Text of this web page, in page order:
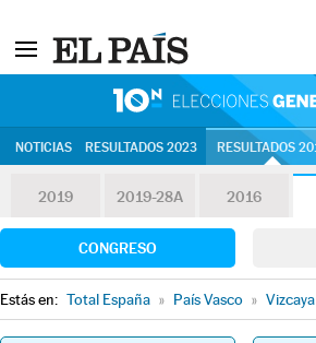
NOTICIAS RESULTADOS 2023 RESULTADOS
2019 2019-28A 2016
CONGRESO
Estás en: Total España » País Vasco » Vizcaya